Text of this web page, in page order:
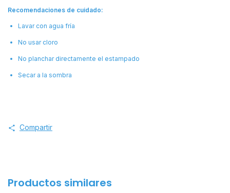
Recomendaciones de cuidado:
Lavar con agua fría
No usar cloro
No planchar directamente el estampado
Secar a la sombra
Compartir
Productos similares